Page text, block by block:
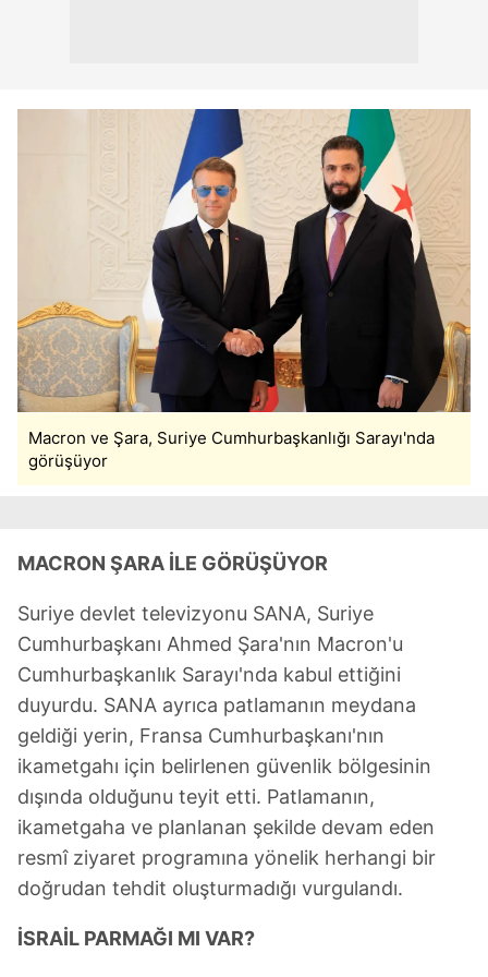
6698 sayılı Kişisel Verilerin Korunması Kanunu uyarınca
hazırlanmış Aydınlatma Metnimizi okumak ve sitemizde
ilgili mevzuata uygun olarak kullanılan çerezlerle ilgili bilgi
tıklayınız.
Macron ve Şara, Suriye Cumhurbaşkanlığı Sarayı'nda
görüşüyor
MACRON ŞARA İLE GÖRÜŞÜYOR
Suriye devlet televizyonu SANA, Suriye
Cumhurbaşkanı Ahmed Şara'nın Macron'u
Cumhurbaşkanlık Sarayı'nda kabul ettiğini
duyurdu. SANA ayrıca patlamanın meydana
geldiği yerin, Fransa Cumhurbaşkanı'nın
ikametgahı için belirlenen güvenlik bölgesinin
dışında olduğunu teyit etti. Patlamanın,
ikametgaha ve planlanan şekilde devam eden
resmî ziyaret programına yönelik herhangi bir
doğrudan tehdit oluşturmadığı vurgulandı.
İSRAİL PARMAĞI MI VAR?